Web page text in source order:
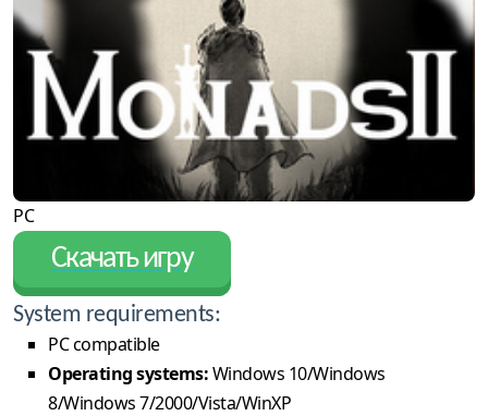
PC
Скачать игру
System requirements:
PC compatible
Operating systems:Windows 10/Windows
8/Windows 7/2000/Vista/WinXP